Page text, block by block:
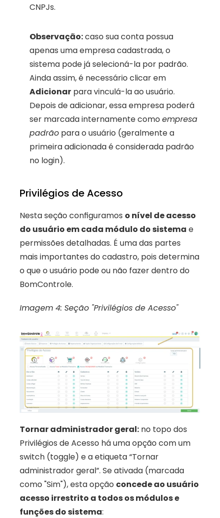
CNPJs.
Observação: caso sua conta possua
apenas uma empresa cadastrada, o
sistema pode já selecioná-la por padrão.
Adicionar para vinculá-la ao usuário.
Depois de adicionar, essa empresa poderá
ser marcada internamente como empresa
padrão para o usuário (geralmente a
primeira adicionada é considerada padrão
no login).
Privilégios de Acesso
Nesta seção configuramos o nível de acesso
do usuário em cada módulo do sistema e
permissões detalhadas. É uma das partes
mais importantes do cadastro, pois determina
o que o usuário pode ou não fazer dentro do
BomControle.
Imagem 4: Seção "Privilégios de Acesso"
Tornar administrador geral: no topo dos
Privilégios de Acesso há uma opção com um
switch (toggle) e a etiqueta “Tornar
administrador geral”. Se ativada (marcada
como "Sim"), esta opção concede ao usuário
acesso irrestrito a todos os módulos e
funções do sistema: